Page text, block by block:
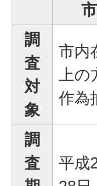
調
査
対
象
市内
上
作為
調
査
平成